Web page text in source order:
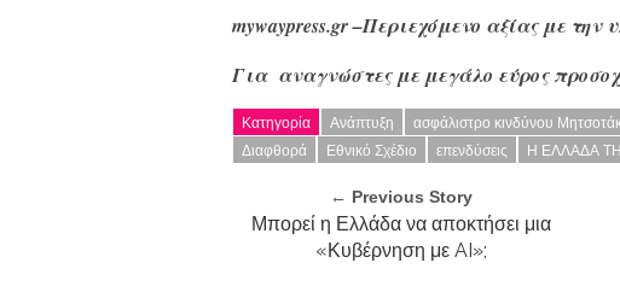
mywaypress.gr –Περιεχόμενο αξίας με την
Για αναγνώστες με μεγάλο εύρος
Κατηγορία Ανάπτυξη ασφάλιστρο κινδύνου
Διαφθορά
Εθνικό Σχέδιο επενδύσεις Η ΕΛΛΑΔΑ
← Previous Story
Μπορεί η Ελλάδα να αποκτήσει μια
«Κυβέρνηση με AI»;